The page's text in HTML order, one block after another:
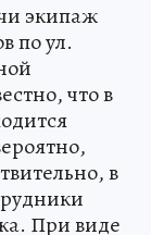
экипаж
по ул.
что в
в
При виде